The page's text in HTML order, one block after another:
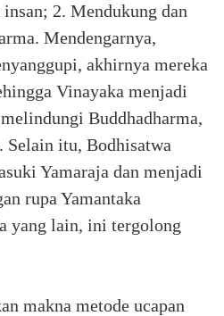
2. Mendukung dan
Mendengarnya,
akhirnya mereka
Vinayaka menjadi
Buddhadharma,
Selain itu, Bodhisatwa
Yamaraja dan menjadi
rupa Yamantaka
yang lain, ini tergolong
makna metode ucapan